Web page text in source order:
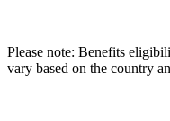
Please note: Benefits
vary based on the country